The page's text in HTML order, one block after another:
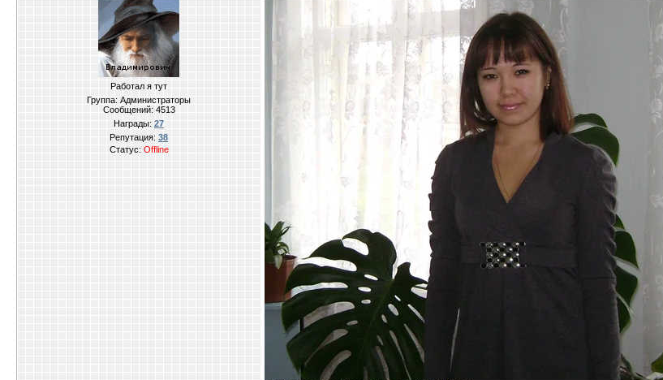
Работал я тут
Группа: Администраторы
Сообщений: 4513
Награды: 27
Репутация: 38
Статус: Offline